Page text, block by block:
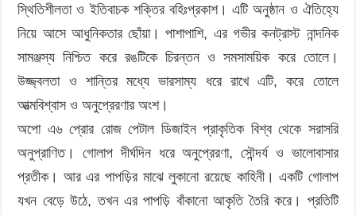
স্থিতিশীলতা ও ইতিবাচক শক্তির বহিঃপ্রকাশ। এটি অনুষ্ঠান ও ঐতিহ্যে
নিয়ে আসে আধুনিকতার ছোঁয়া। পাশাপাশি, এর গভীর কনট্রাস্ট নান্দনিক
সামঞ্জস্য নিশ্চিত করে রঙটিকে চিরন্তন ও সমসাময়িক করে তোলে।
উজ্জ্বলতা ও শান্তির মধ্যে ভারসাম্য ধরে রাখে এটি, করে তোলে
আত্মবিশ্বাস ও অনুপ্রেরণার অংশ।
অপো এ৬ প্রোর রোজ পেটাল ডিজাইন প্রাকৃতিক বিশ্ব থেকে সরাসরি
অনুপ্রাণিত। গোলাপ দীর্ঘদিন ধরে অনুপ্রেরণা, সৌন্দর্য ও ভালোবাসার
প্রতীক। আর এর পাপড়ির মাঝে লুকানো রয়েছে কাহিনী। একটি গোলাপ
যখন বেড়ে উঠে, তখন এর পাপড়ি বাঁকানো আকৃতি তৈরি করে। প্রতিটি